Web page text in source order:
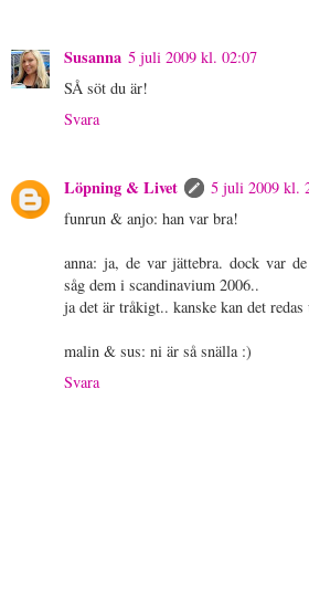
Susanna 5 juli 2009 kl. 02:07
SÅ söt du är!
Svara
Löpning & Livet
5 juli 2009 kl.
funrun & anjo: han var bra!
anna: ja, de var jättebra. dock var
såg dem i scandinavium 2006..
ja det är tråkigt.. kanske kan det
malin & sus: ni är så snälla :)
Svara